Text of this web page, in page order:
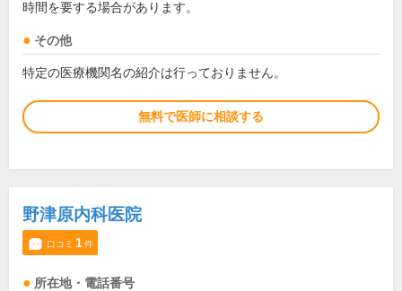
時間を要する場合があります。
その他
特定の医療機関名の紹介は行っておりません。
無料で医師に相談する
野津原内科医院
口コミ 1件
所在地・電話番号